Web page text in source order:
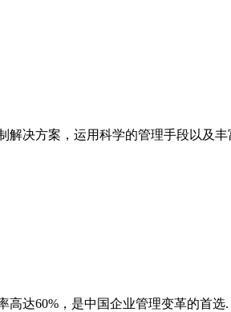
决方案，运用科学的管理手段以及
高达60%，是中国企业管理变革的首选.